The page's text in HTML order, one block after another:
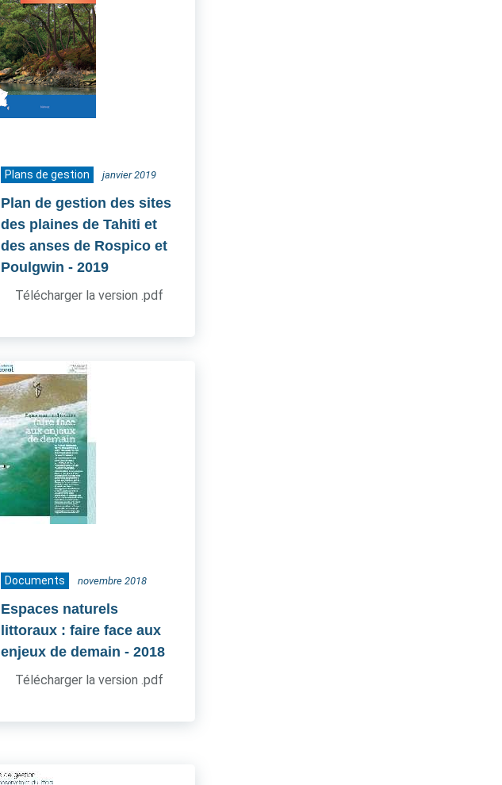
Plans de gestion janvier 2019
Plan de gestion des sites
des plaines de Tahiti et
des anses de Rospico et
Poulgwin - 2019
Télécharger la version .pdf
Documents novembre 2018
Espaces naturels
littoraux : faire face aux
enjeux de demain - 2018
Télécharger la version .pdf